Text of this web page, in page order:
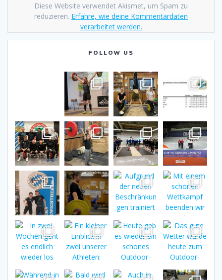
Diese Website verwendet Akismet, um Spam zu
reduzieren. Erfahre, wie deine Kommentardaten
verarbeitet werden.
FOLLOW US